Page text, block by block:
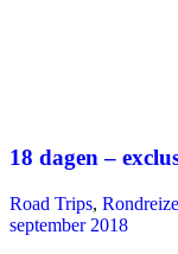
18 dagen –
Road Trips,
september 2018